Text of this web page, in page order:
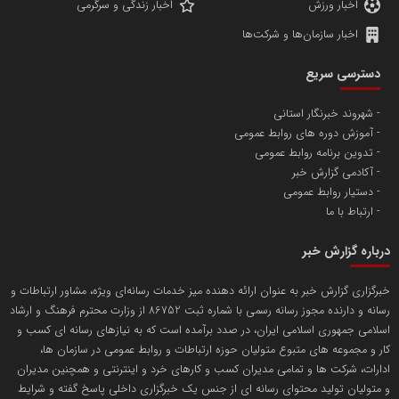
پایگاه اطلاع رسانی اعتلای نهادهای مردمی
پایگاه اطلاع رسانی دریا و نفت
تامین آهن اسفنجی تولیدکنندگان فولاد در کشور
تریبون
انتشار گسترده محتوا در رسانه گزارش خبر
مسعودصادقی
اخبار ورزش
اخبار زندگی و سرگرمی
اخبار سازمان‌ها و شرکت‌ها
دسترسی سریع
شهروند خبرنگار استانی
آموزش دوره های روابط عمومی
تدوین برنامه روابط عمومی
آکادمی گزارش خبر
دستیار روابط عمومی
ارتباط با ما
درباره گزارش خبر
خبرگزاری گزارش خبر به عنوان ارائه دهنده میز خدمات رسانه‌ای ویژه، مشاور ارتباطات و
رسانه و دارنده مجوز رسانه رسمی با شماره ثبت 86752 از وزارت محترم فرهنگ و ارشاد
اسلامی جمهوری اسلامی ایران، در صدد برآمده است که به نیازهای رسانه ای کسب و
کار و مجموعه های متبوع متولیان حوزه ارتباطات و روابط عمومی در سازمان ها،
ادارات، شرکت ها و تمامی مدیران کسب و کارهای خرد و اینترنتی و همچنین مدیران
و متولیان تولید محتوای رسانه ای از جنس یک خبرگزاری داخلی پاسخ گفته و شرایط